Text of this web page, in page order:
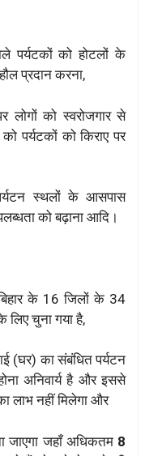
को होटलों के
प्रदान करना,
लोगों को स्वरोजगार से
पर्यटकों को किराए पर
स्थलों के आसपास
को बढ़ाना आदि।
के 16 जिलों के 34
लिए चुना गया है,
(घर) का संबंधित पर्यटन
अनिवार्य है और इससे
लाभ नहीं मिलेगा और
जाएगा जहाँ अधिकतम 8